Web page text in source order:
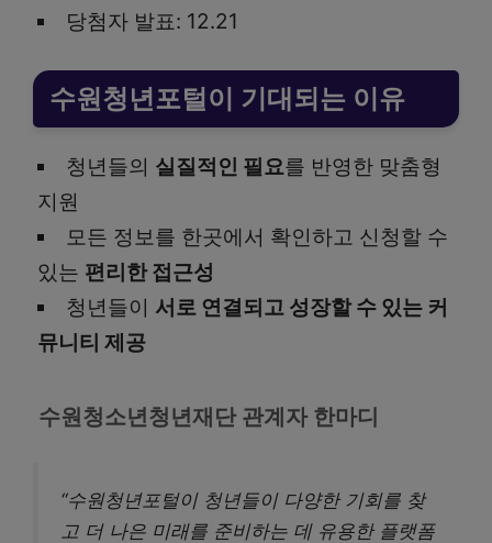
당첨자 발표: 12.21
수원청년포털이 기대되는 이유
청년들의 실질적인 필요를 반영한 맞춤형
지원
모든 정보를 한곳에서 확인하고 신청할 수
있는 편리한 접근성
청년들이 서로 연결되고 성장할 수 있는 커
뮤니티 제공
수원청소년청년재단 관계자 한마디
“수원청년포털이 청년들이 다양한 기회를 찾
고 더 나은 미래를 준비하는 데 유용한 플랫폼